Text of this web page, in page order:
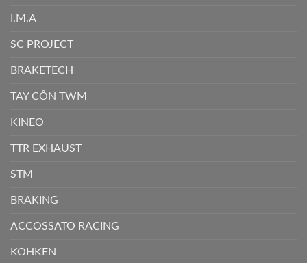
I.M.A
SC PROJECT
BRAKETECH
TAY CÔN TWM
KINEO
TTR EXHAUST
STM
BRAKING
ACCOSSATO RACING
KOHKEN